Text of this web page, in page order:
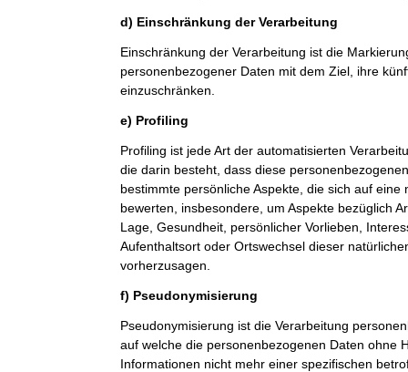
d) Einschränkung der Verarbeitung
Einschränkung der Verarbeitung ist die
personenbezogener Daten mit dem Ziel, ihre
einzuschränken.
e) Profiling
Profiling ist jede Art der automatisierten
die darin besteht, dass diese
bestimmte persönliche Aspekte, die sich auf
bewerten, insbesondere, um Aspekte bezüglich
Lage, Gesundheit, persönlicher Vorlieben,
Aufenthaltsort oder Ortswechsel dieser
vorherzusagen.
f) Pseudonymisierung
Pseudonymisierung ist die Verarbeitung
auf welche die personenbezogenen Daten ohne
Informationen nicht mehr einer spezifischen